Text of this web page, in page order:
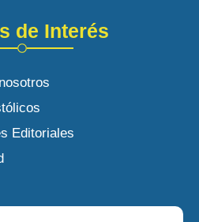
de Interés
Editoriales